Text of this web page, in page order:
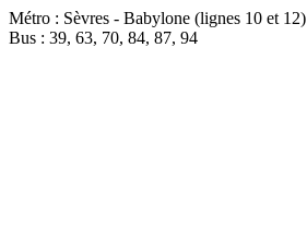
Métro : Sèvres - Babylone (lignes 10 et 12)
Bus : 39, 63, 70, 84, 87, 94